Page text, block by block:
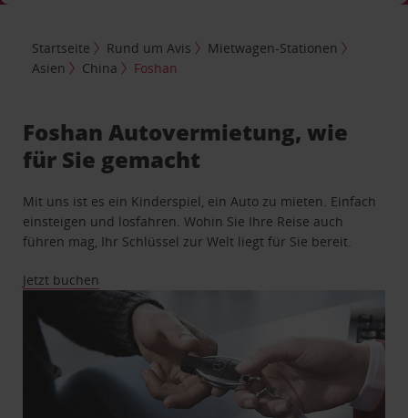
Startseite Rund um Avis
Mietwagen-Stationen
Asien
China Foshan
Foshan Autovermietung, wie
für Sie gemacht
Mit uns ist es ein Kinderspiel, ein Auto zu mieten. Einfach
einsteigen und losfahren. Wohin Sie Ihre Reise auch
führen mag, Ihr Schlüssel zur Welt liegt für Sie bereit.
Jetzt buchen